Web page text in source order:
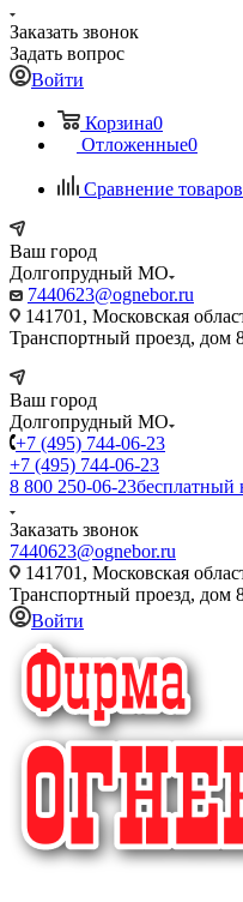
Заказать звонок
Задать вопрос
Войти
Корзина0
Отложенные0
Сравнение товаров
Ваш город
Долгопрудный МО
7440623@ognebor.ru
141701, Московская
Транспортный проезд, дом
Ваш город
Долгопрудный МО
+7 (495) 744-06-23
+7 (495) 744-06-23
8 800 250-06-23бесплатный
Заказать звонок
7440623@ognebor.ru
141701, Московская
Транспортный проезд, дом
Войти